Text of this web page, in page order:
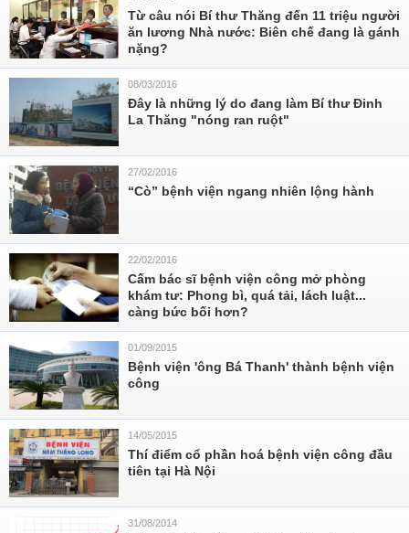
Từ câu nói Bí thư Thăng đến 11 triệu người
ăn lương Nhà nước: Biên chế đang là gánh
nặng?
08/03/2016
Đây là những lý do đang làm Bí thư Đinh
La Thăng "nóng ran ruột"
27/02/2016
“Cò” bệnh viện ngang nhiên lộng hành
22/02/2016
Cấm bác sĩ bệnh viện công mở phòng
khám tư: Phong bì, quá tải, lách luật...
càng bức bối hơn?
01/09/2015
Bệnh viện 'ông Bá Thanh' thành bệnh viện
công
14/05/2015
Thí điểm cổ phần hoá bệnh viện công đầu
tiên tại Hà Nội
31/08/2014